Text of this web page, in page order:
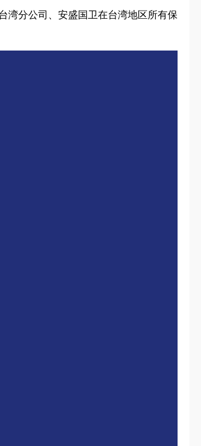
湾分公司、安盛国卫在台湾地区所有保